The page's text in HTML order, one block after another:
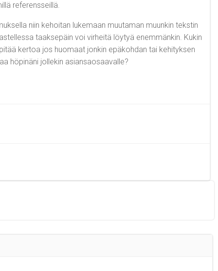
referensseillä.
niin kehoitan lukemaan muutaman muunkin tekstin
taaksepäin voi virheitä löytyä enemmänkin. Kukin
kertoa jos huomaat jonkin epäkohdan tai kehityksen
höpinäni jollekin asiansaosaavalle?